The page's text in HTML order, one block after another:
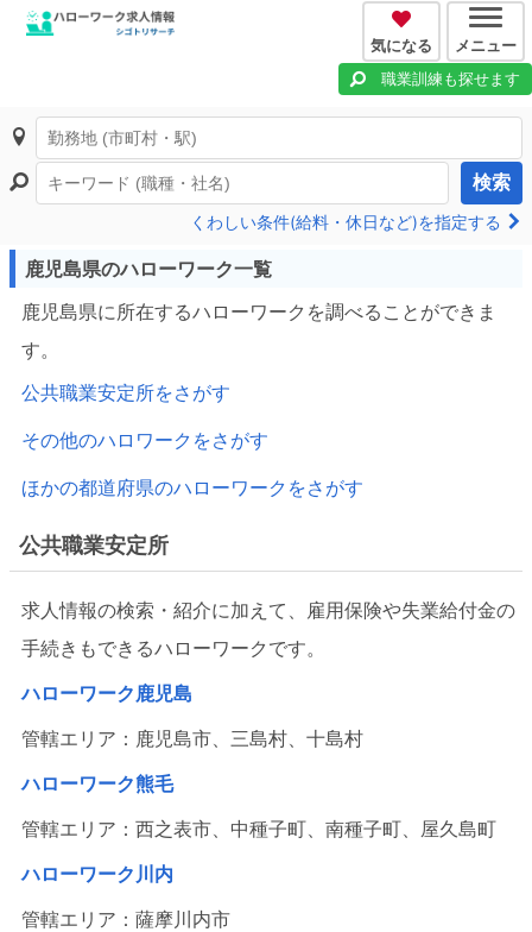
気になる メニュー
職業訓練も探せます
検索
くわしい条件(給料・休日など)を指定する
鹿児島県のハローワーク一覧
鹿児島県に所在するハローワークを調べることができま
す。
公共職業安定所をさがす
その他のハロワークをさがす
ほかの都道府県のハローワークをさがす
公共職業安定所
求人情報の検索・紹介に加えて、雇用保険や失業給付金の
手続きもできるハローワークです。
ハローワーク鹿児島
管轄エリア：鹿児島市、三島村、十島村
ハローワーク熊毛
管轄エリア：西之表市、中種子町、南種子町、屋久島町
ハローワーク川内
管轄エリア：薩摩川内市